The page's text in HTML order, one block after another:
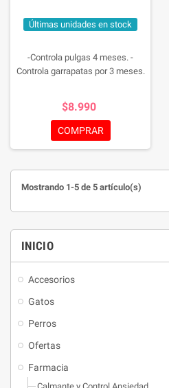
INICIO
Accesorios
Gatos
Perros
Ofertas
Farmacia
Últimas unidades en stock
-Controla pulgas 4 meses. -
Controla garrapatas por 3 meses.
$8.990
COMPRAR
Mostrando 1-5 de 5 artículo(s)